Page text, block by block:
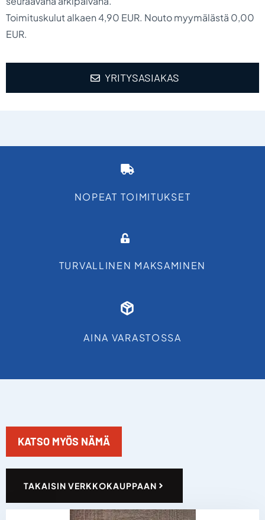
Toimituskulut alkaen 4,90 EUR. Nouto myymälästä 0,00
EUR.
YRITYSASIAKAS
NOPEAT TOIMITUKSET
TURVALLINEN MAKSAMINEN
AINA VARASTOSSA
KATSO MYÖS NÄMÄ
TAKAISIN VERKKOKAUPPAAN